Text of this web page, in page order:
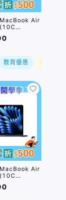
Air
/ 四色
，到貨後
教育優惠 現折
Air
/ 四色
，到貨後